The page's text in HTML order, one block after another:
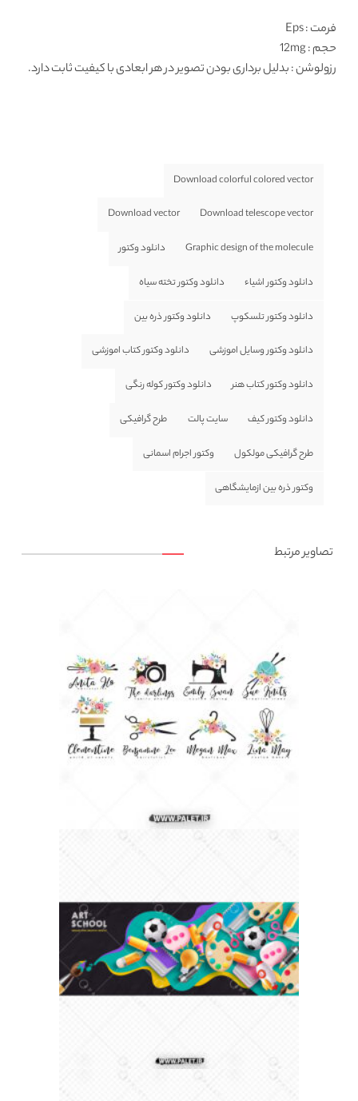
فرمت: Eps
حجم : 12mg
رزولوشن : بدلیل برداری بودن تصویر در هر ابعادی با کیفیت ثابت دارد.
Download colorful colored vector
Download telescope vector
Download vector
Graphic design of the molecule دانلود وکتور
دانلود وکتور اشیاء دانلود وکتور تخته سیاه
دانلود وکتور تلسکوپ دانلود وکتور ذره بین
دانلود وکتور وسایل اموزشی دانلود وکتور کتاب اموزشی
دانلود وکتور کتاب هنر دانلود وکتور کوله رنگی
دانلود وکتور کیف سایت پالت طرح گرافیکی
طرح گرافیکی مولکول وکتور اجرام اسمانی
وکتور ذره بین ازمایشگاهی
تصاویر مرتبط